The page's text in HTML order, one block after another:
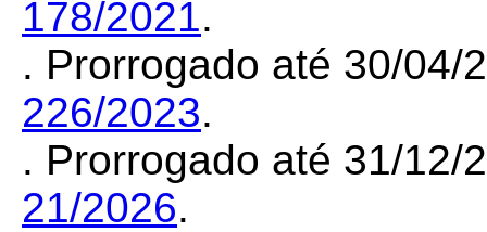
178/2021.
. Prorrogado até 30/04/
226/2023.
. Prorrogado até 31/12/
21/2026.